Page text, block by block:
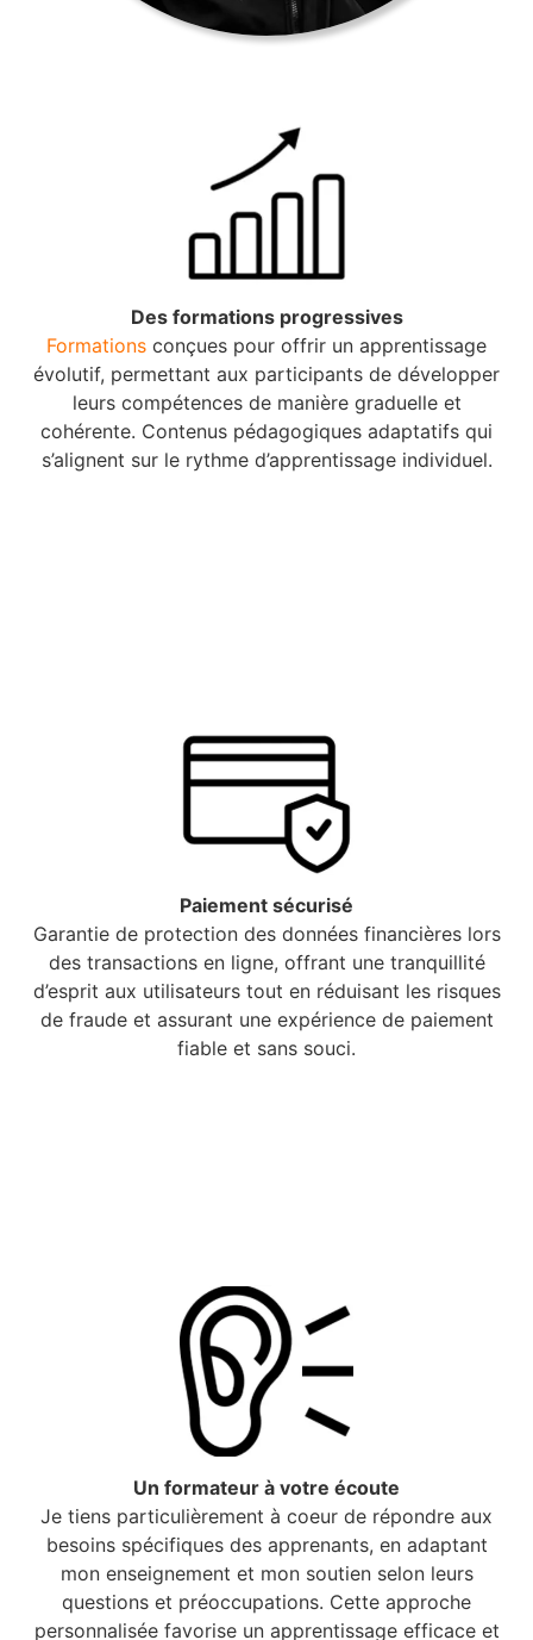
Des formations progressives
Formations conçues pour offrir un apprentissage
évolutif, permettant aux participants de développer
leurs compétences de manière graduelle et
cohérente. Contenus pédagogiques adaptatifs qui
s’alignent sur le rythme d’apprentissage individuel.
Paiement sécurisé
Garantie de protection des données financières lors
des transactions en ligne, offrant une tranquillité
d’esprit aux utilisateurs tout en réduisant les risques
de fraude et assurant une expérience de paiement
fiable et sans souci.
Un formateur à votre écoute
Je tiens particulièrement à coeur de répondre aux
besoins spécifiques des apprenants, en adaptant
mon enseignement et mon soutien selon leurs
questions et préoccupations. Cette approche
personnalisée favorise un apprentissage efficace et